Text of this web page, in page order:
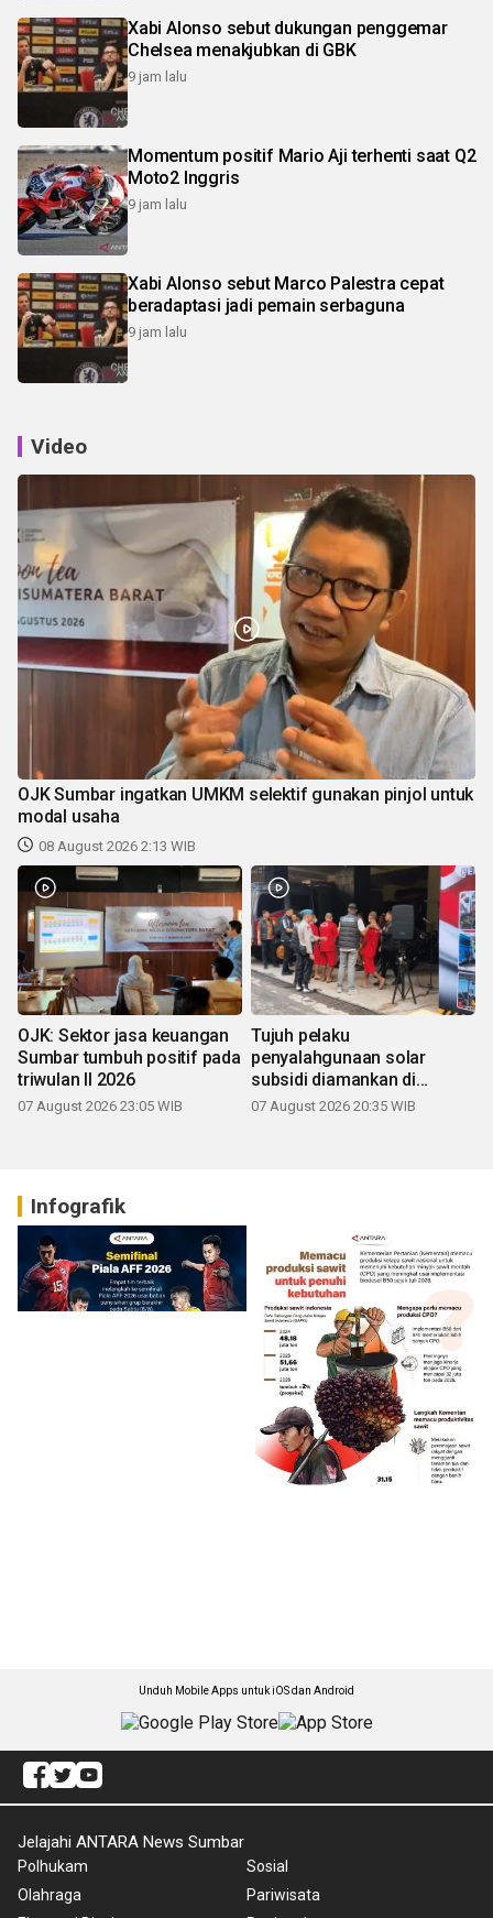
Xabi Alonso sebut dukungan penggemar
Chelsea menakjubkan di GBK
9 jam lalu
Momentum positif Mario Aji terhenti saat Q2
Moto2 Inggris
9 jam lalu
Xabi Alonso sebut Marco Palestra cepat
beradaptasi jadi pemain serbaguna
9 jam lalu
Video
OJK Sumbar ingatkan UMKM selektif gunakan pinjol untuk
modal usaha
08 August 2026 2:13 WIB
OJK: Sektor jasa keuangan
Sumbar tumbuh positif pada
triwulan II 2026
07 August 2026 23:05 WIB
Tujuh pelaku
penyalahgunaan solar
subsidi diamankan di
Sumbar
07 August 2026 20:35 WIB
Infografik
Unduh Mobile Apps untuk iOS dan Android
Jelajahi ANTARA News Sumbar
Polhukam
Olahraga
Sosial
Pariwisata